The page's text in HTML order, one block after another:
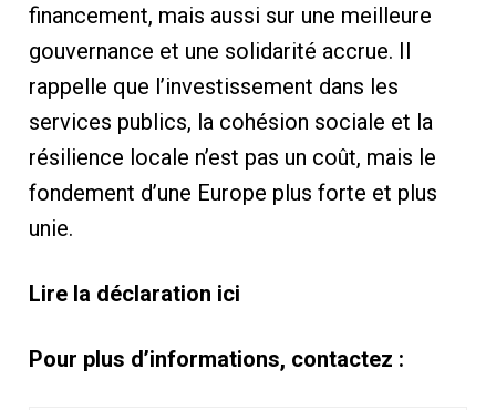
financement, mais aussi sur une meilleure
gouvernance et une solidarité accrue. Il
rappelle que l’investissement dans les
services publics, la cohésion sociale et la
résilience locale n’est pas un coût, mais le
fondement d’une Europe plus forte et plus
unie.
Lire la déclaration ici
Pour plus d’informations, contactez :